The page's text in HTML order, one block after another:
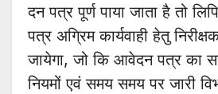
दन पत्र पूर्ण पाया जाता है तो
पत्र अग्रिम कार्यवाही हेतु
जायेगा, जो कि आवेदन पत्र का
नियमों एवं समय समय पर जारी